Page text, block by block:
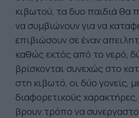
κιβωτού, τα δυο παιδιά θα
να συμβιώνουν για να
επιβιώσουν σε έναν
καθώς εκτός από το νερό,
βρίσκονται συνεχώς στο
στη κιβωτό, οι δύο γονείς,
διαφορετικούς
βρουν τρόπο να